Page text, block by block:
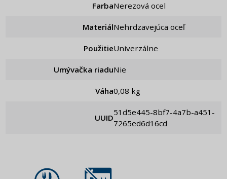
Farba Nerezová ocel
Materiál Nehrdzavejúca oceľ
Použitie Univerzálne
Umývačka riadu Nie
Váha 0,08 kg
UUID
51d5e445-8bf7-4a7b-a451-
7265ed6d16cd